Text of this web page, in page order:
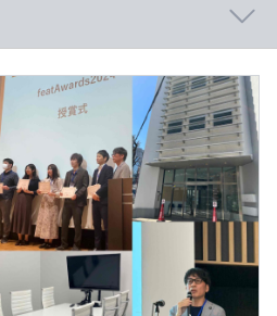
得申請した月より毎月支給（対
まで）
イル、スクラム
時間は別途全額支給
定により決定
はありません。残業代は全額支
象、月上限5万円まで
には給与の100%を支給